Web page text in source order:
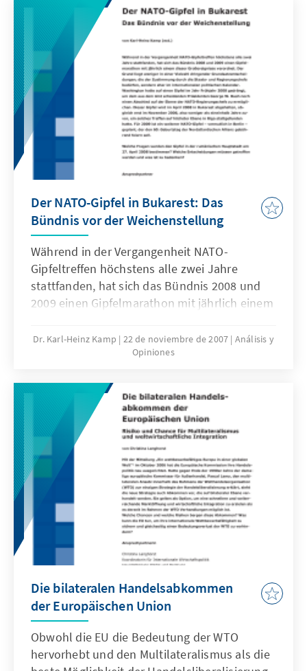
Der NATO-Gipfel in Bukarest: Das
Bündnis vor der Weichenstellung
Während in der Vergangenheit NATO-
Gipfeltreffen höchstens alle zwei Jahre
stattfanden, hat sich das Bündnis 2008 und
2009 einen Gipfelmarathon mit jährlich einem
Fragen werden den Gipfel in Bukarest am 27.
April 2008 bestimmen? Welche
und was ist zu bedenken?
Dr. Karl-Heinz Kamp 22 de noviembre de 2007 Análisis y
Opiniones
Die bilateralen Handelsabkommen
der Europäischen Union
Obwohl die EU die Bedeutung der WTO
hervorhebt und den Multilateralismus als die